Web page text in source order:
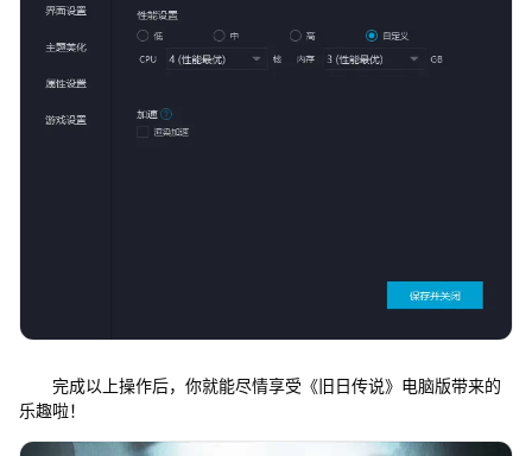
完成以上操作后，你就能尽情享受《旧日传说》电脑版带来的
乐趣啦！